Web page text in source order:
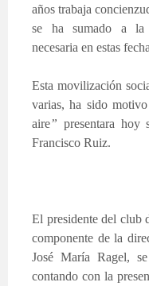
años trabaja
se ha sumado a la
necesaria en estas
Esta movilización
varias, ha sido
aire” presentara
Francisco Ruiz.
El presidente del club
componente de la
José María Ragel,
contando con la